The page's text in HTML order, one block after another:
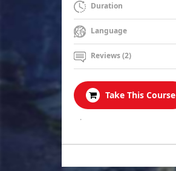
Duration
Language
Reviews (2)
Take This Course
.